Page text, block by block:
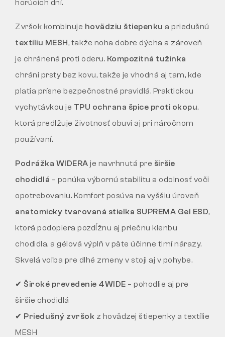
horúcich dní.
Zvršok kombinuje hovädziu štiepenku a priedušnú
textíliu MESH, takže noha dobre dýcha a zároveň
je chránená proti oderu. Kompozitná tužinka
chráni prsty bez kovu, takže je vhodná aj tam, kde
platia prísne bezpečnostné pravidlá. Praktickou
vychytávkou je TPU ochrana špice proti okopu,
ktorá predlžuje životnosť obuvi aj pri náročnom
používaní.
Podrážka WIDERA je navrhnutá pre širšie
chodidlá – ponúka výbornú stabilitu a odolnosť voči
opotrebovaniu. Komfort posúva na vyššiu úroveň
anatomicky tvarovaná stielka SUPREMA Gel ESD,
ktorá podopiera pozdĺžnu aj priečnu klenbu
chodidla, a gélová výplň v päte účinne tlmí nárazy.
Skvelá voľba pre dlhé zmeny v stoji aj v pohybe.
✔ Široké prevedenie 4WIDE – pohodlie aj pre
širšie chodidlá
✔ Priedušný zvršok z hovädzej štiepenky a textílie
MESH